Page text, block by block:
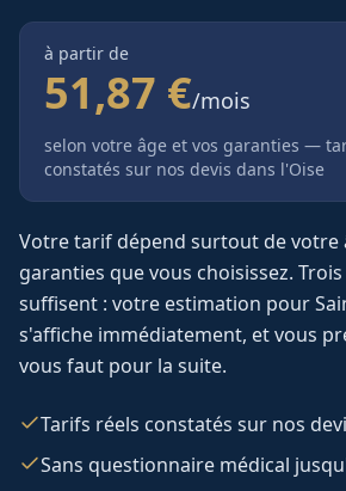
à partir de
51,87 €/mois
selon votre âge et vos garanties —
constatés sur nos devis dans l'Oise
Votre tarif dépend surtout de votre
garanties que vous choisissez.
suffisent : votre estimation pour
s'affiche immédiatement, et vous
vous faut pour la suite.
Tarifs réels constatés sur nos
Sans questionnaire médical